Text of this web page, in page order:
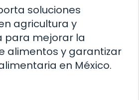
soluciones
agricultura y
para mejorar la
alimentos y garantizar
en México.